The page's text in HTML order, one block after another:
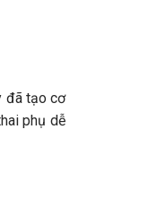
đã tạo cơ
phụ dễ